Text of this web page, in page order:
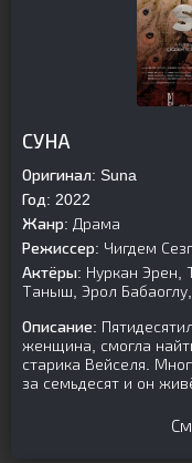
СУНА
Оригинал: Suna
Год: 2022
Жанр: Драма
Режиссер: Чигдем
Актёры: Нуркан Эрен,
Таныш, Эрол
Описание:
женщина, смогла
старика Вейселя.
за семьдесят и он